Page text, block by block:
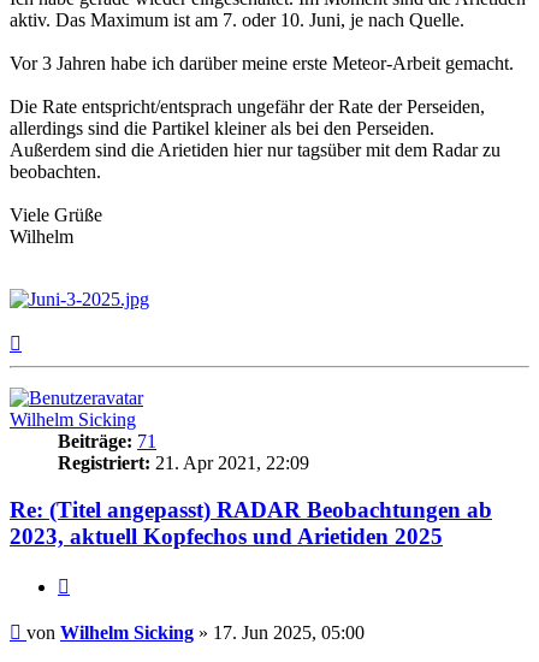
aktiv. Das Maximum ist am 7. oder 10. Juni, je nach Quelle.
Vor 3 Jahren habe ich darüber meine erste Meteor-Arbeit gemacht.
Die Rate entspricht/entsprach ungefähr der Rate der Perseiden,
allerdings sind die Partikel kleiner als bei den Perseiden.
Außerdem sind die Arietiden hier nur tagsüber mit dem Radar zu
beobachten.
Viele Grüße
Wilhelm
Wilhelm Sicking
Beiträge: 71
Registriert: 21. Apr 2021, 22:09
Re: (Titel angepasst) RADAR Beobachtungen ab
2023, aktuell Kopfechos und Arietiden 2025
Beitrag
von Wilhelm Sicking » 17. Jun 2025, 05:00